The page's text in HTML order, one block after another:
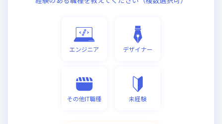
エンジニア デザイナー
その他IT職種 未経験